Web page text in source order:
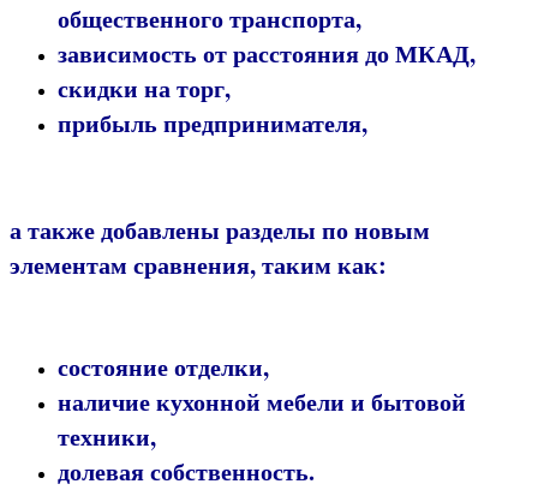
общественного транспорта,
зависимость от расстояния до МКАД,
скидки на торг,
прибыль предпринимателя,
а также добавлены разделы поновым
элементам сравнения, таким как:
состояние отделки,
наличие кухонной мебели и бытовой
техники,
долевая собственность.